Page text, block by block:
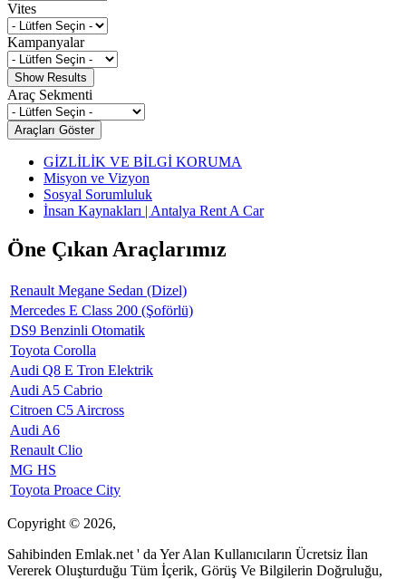
Vites
Kampanyalar
Araç Sekmenti
GİZLİLİK VE BİLGİ KORUMA
Misyon ve Vizyon
Sosyal Sorumluluk
İnsan Kaynakları | Antalya Rent A Car
Öne Çıkan Araçlarımız
Renault Megane Sedan (Dizel)
Mercedes E Class 200 (Şoförlü)
DS9 Benzinli Otomatik
Toyota Corolla
Audi Q8 E Tron Elektrik
Audi A5 Cabrio
Citroen C5 Aircross
Audi A6
Renault Clio
MG HS
Toyota Proace City
Copyright © 2026,
Sahibinden Emlak.net ' da Yer Alan Kullanıcıların Ücretsiz İlan
Vererek Oluşturduğu Tüm İçerik, Görüş Ve Bilgilerin Doğruluğu,